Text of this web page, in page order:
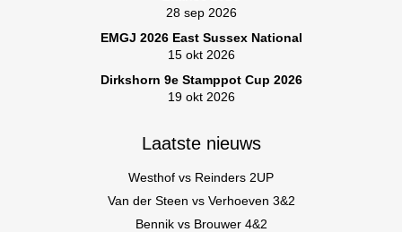
28 sep 2026
EMGJ 2026 East Sussex National
15 okt 2026
Dirkshorn 9e Stamppot Cup 2026
19 okt 2026
Laatste nieuws
Westhof vs Reinders 2UP
Van der Steen vs Verhoeven 3&2
Bennik vs Brouwer 4&2